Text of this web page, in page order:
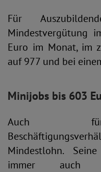
Für
Mindestvergütung
Euro im Monat, im
auf 977 und bei
Minijobs bis 603
Auch für
Mindestlohn.
immer auch